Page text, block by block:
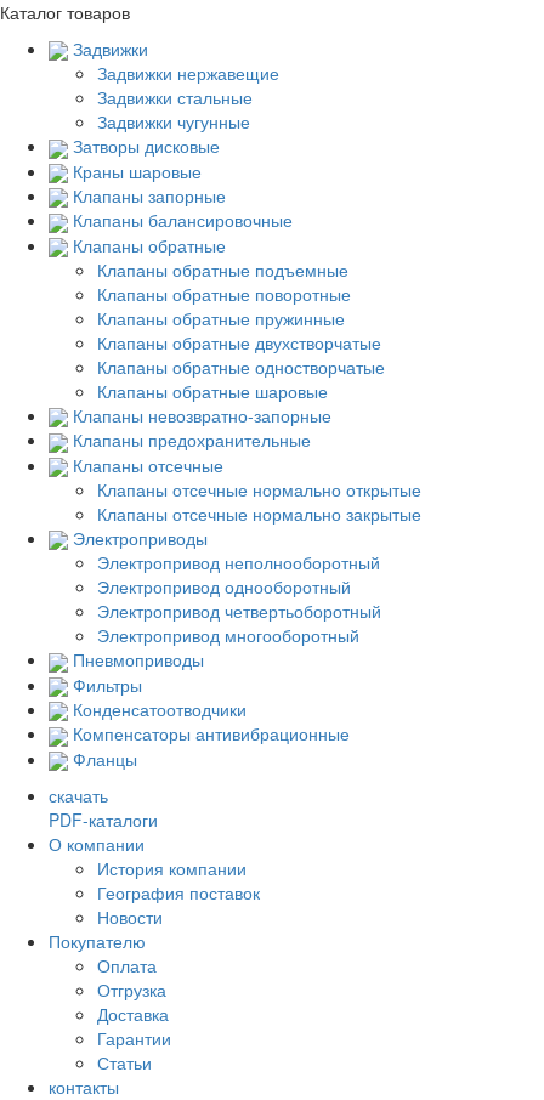
Каталог товаров
Задвижки
Задвижки нержавещие
Задвижки стальные
Задвижки чугунные
Затворы дисковые
Краны шаровые
Клапаны запорные
Клапаны балансировочные
Клапаны обратные
Клапаны обратные подъемные
Клапаны обратные поворотные
Клапаны обратные пружинные
Клапаны обратные двухстворчатые
Клапаны обратные одностворчатые
Клапаны обратные шаровые
Клапаны невозвратно-запорные
Клапаны предохранительные
Клапаны отсечные
Клапаны отсечные нормально открытые
Клапаны отсечные нормально закрытые
Электроприводы
Электропривод неполнооборотный
Электропривод однооборотный
Электропривод четвертьоборотный
Электропривод многооборотный
Пневмоприводы
Фильтры
Конденсатоотводчики
Компенсаторы антивибрационные
Фланцы
скачать
PDF-каталоги
О компании
История компании
География поставок
Новости
Покупателю
Оплата
Отгрузка
Доставка
Гарантии
Статьи
контакты